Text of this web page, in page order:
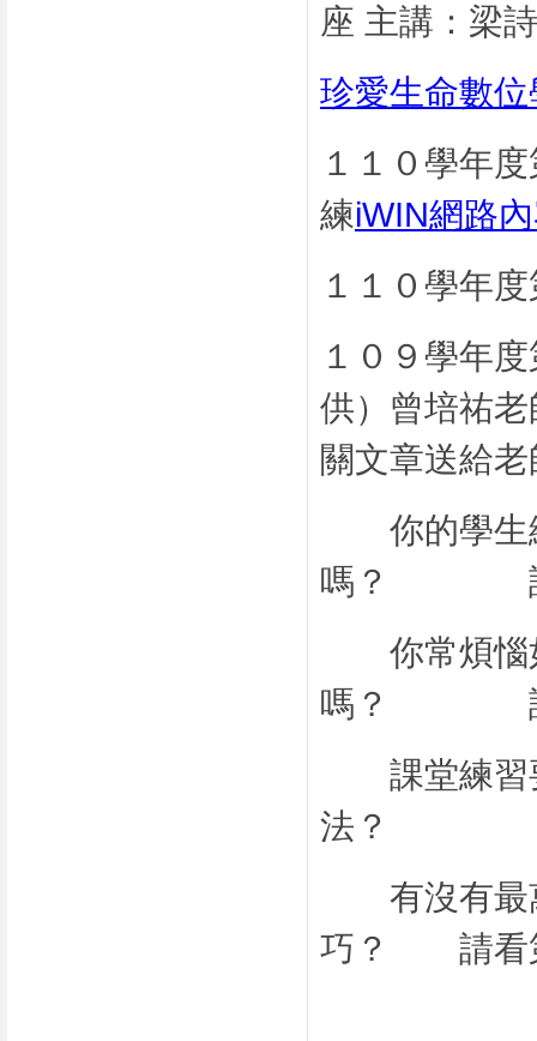
座 主講：梁
珍愛生命數
１１０學年
練iWIN網路
１１０學年
１０９學年
供）曾培祐
關文章送給
你的學生
嗎？ 請看
你常煩惱
嗎？ 請看
課堂練習
法？ 請
有沒有最萬
巧？ 請看